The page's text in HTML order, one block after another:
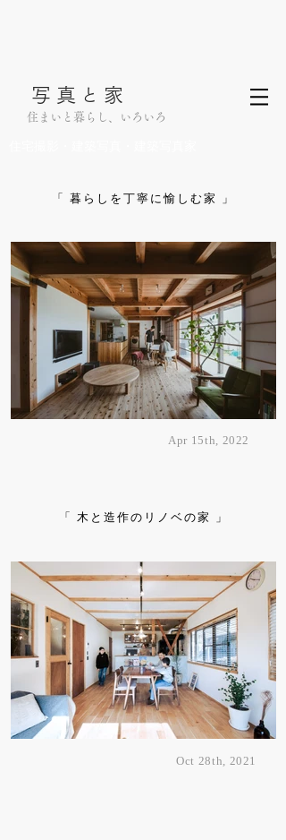
住まいと暮らし、いろいろ
写真 と 家
「 暮らしを丁寧に愉しむ家 」
Apr 15th, 2022
「 木と造作のリノベの家 」
Oct 28th, 2021